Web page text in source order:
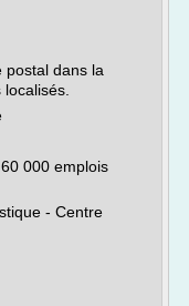
postal dans la
000 emplois
- Centre